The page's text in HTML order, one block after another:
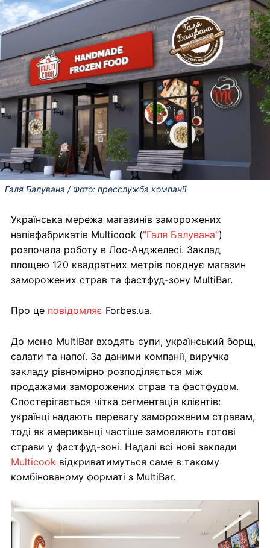
Галя Балувана / Фото: пресслужба компанії
Українська мережа магазинів заморожених
напівфабрикатів Multicook ("Галя Балувана")
розпочала роботу в Лос-Анджелесі. Заклад
площею 120 квадратних метрів поєднує магазин
заморожених страв та фастфуд-зону MultiBar.
Про це повідомляє Forbes.ua.
До меню MultiBar входять супи, український борщ,
салати та напої. За даними компанії, виручка
закладу рівномірно розподіляється між
продажами заморожених страв та фастфудом.
Спостерігається чітка сегментація клієнтів:
українці надають перевагу замороженим стравам,
тоді як американці частіше замовляють готові
страви у фастфуд-зоні. Надалі всі нові заклади
Multicook відкриватимуться саме в такому
комбінованому форматі з MultiBar.